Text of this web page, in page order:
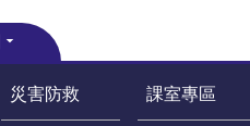
災害防救 課室專區